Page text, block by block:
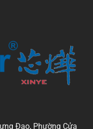
Đạo, Phường Cửa